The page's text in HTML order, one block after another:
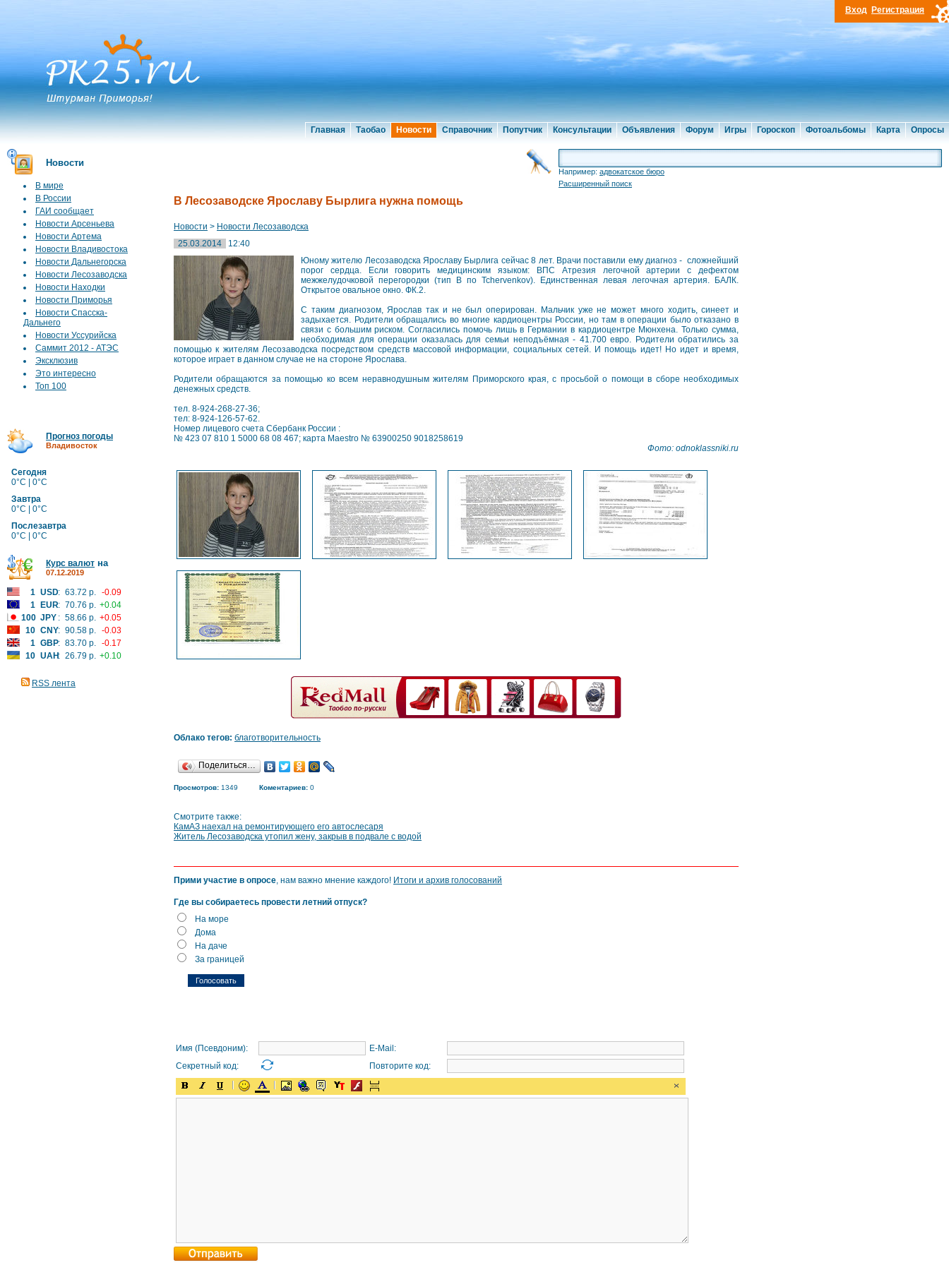
Главная Таобао Новости Справочник Попутчик Консультации Объявления Форум Игры Гороскоп Фотоальбомы Карта Опросы
Вход Регистрация
Новости
В мире
В России
ГАИ сообщает
Новости Арсеньева
Новости Артема
Новости Владивостока
Новости Дальнегорска
Новости Лесозаводска
Новости Находки
Новости Приморья
Новости Спасска-
Дальнего
Новости Уссурийска
Саммит 2012 - АТЭС
Эксклюзив
Это интересно
Топ 100
Прогноз погоды
Владивосток
Сегодня
0°C | 0°C
Завтра
0°C | 0°C
Послезавтра
0°C | 0°C
Курс валют на
07.12.2019
1 USD: 63.72 р. -0.09
1
EUR: 70.76 р. +0.04
100 JPY : 58.66 р. +0.05
10 CNY: 90.58 р. -0.03
1 GBP: 83.70 р. -0.17
10 UAH: 26.79 р. +0.10
RSS лента
Например: адвокатское бюро
Расширенный поиск
В Лесозаводске Ярославу Бырлига нужна помощь
Новости > Новости Лесозаводска
25.03.2014
12:40
Юному жителю Лесозаводска Ярославу Бырлига сейчас 8 лет. Врачи поставили ему диагноз - сложнейший
порог сердца. Если говорить медицинским языком: ВПС Атрезия легочной артерии с дефектом
межжелудочковой перегородки (тип В по Tchervenkov). Единственная левая легочная артерия. БАЛК.
Открытое овальное окно. ФК.2.
С таким диагнозом, Ярослав так и не был оперирован. Мальчик уже не может много ходить, синеет и
задыхается. Родители обращались во многие кардиоцентры России, но там в операции было отказано в
связи с большим риском. Согласились помочь лишь в Германии в кардиоцентре Мюнхена. Только сумма,
необходимая для операции оказалась для семьи неподъёмная - 41.700 евро. Родители обратились за
помощью к жителям Лесозаводска посредством средств массовой информации, социальных сетей. И помощь идет! Но идет и время,
которое играет в данном случае не на стороне Ярослава.
Родители обращаются за помощью ко всем неравнодушным жителям Приморского края, с просьбой о помощи в сборе необходимых
денежных средств.
тел. 8-924-268-27-36;
тел: 8-924-126-57-62.
Номер лицевого счета Сбербанк России :
№ 423 07 810 1 5000 68 08 467; карта Мaestro № 63900250 9018258619
Фото: odnoklassniki.ru
Облако тегов: благотворительность
Поделиться…
Просмотров: 1349 Коментариев: 0
Смотрите также:
КамАЗ наехал на ремонтирующего его автослесаря
Житель Лесозаводска утопил жену, закрыв в подвале с водой
Прими участие в опросе, нам важно мнение каждого! Итоги и архив голосований
Где вы собираетесь провести летний отпуск?
На море
Дома
На даче
За границей
Имя (Псевдоним):
E-Mail:
Секретный код:
Повторите код: